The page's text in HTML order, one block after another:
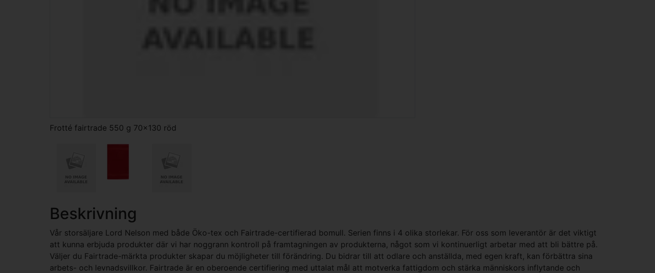
Frotté fairtrade 550 g 70x130 röd
Beskrivning
Vår storsäljare Lord Nelson med både Öko-tex och Fairtrade-certifierad bomull. Serien finns i 4 olika storlekar. För oss som leverantör är det viktigt
att kunna erbjuda produkter där vi har noggrann kontroll på framtagningen av produkterna, något som vi kontinuerligt arbetar med att bli bättre på.
Väljer du Fairtrade-märkta produkter skapar du möjligheter till förändring. Du bidrar till att odlare och anställda, med egen kraft, kan förbättra sina
arbets- och levnadsvillkor. Fairtrade är en oberoende certifiering med uttalat mål att motverka fattigdom och stärka människors inflytande och